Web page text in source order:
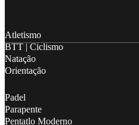
Atletismo
BTT | Ciclismo
Natação
Orientação
Padel
Parapente
Pentatlo Moderno